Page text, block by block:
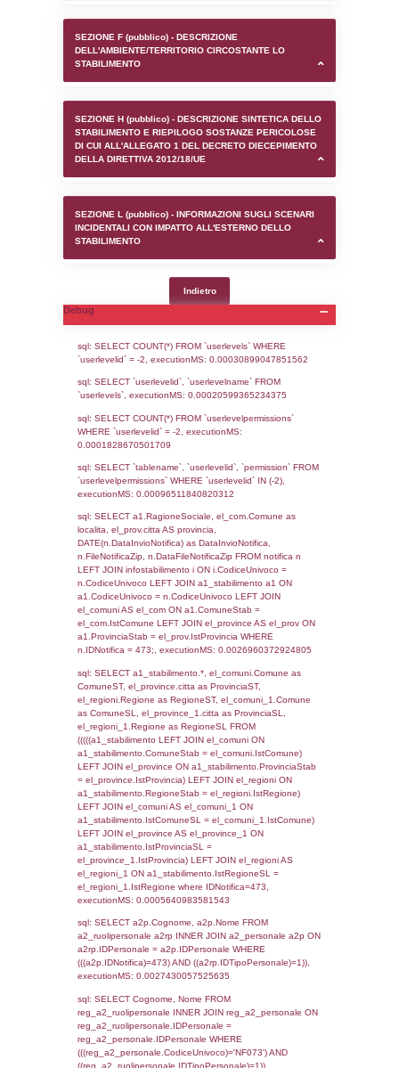
Stabilimento SAN
PETROLI SPA nel
Venezia (Venezia) -
SEZIONE A1 (pubblico) - INFORMAZIONI
SEZIONE D (pubblico) - INFORMAZIONI
CONTROLLO A CUI è SOGGETTO LO
DELL'AMBIENTE/TERRITORIO
STABILIMENTO
SEZIONE H (pubblico) - DESCRIZIONE
STABILIMENTO E RIEPILOGO SOSTANZE
DI CUI ALL'ALLEGATO 1 DEL DECRETO
DELLA DIRETTIVA 2012/18/UE
SEZIONE L (pubblico) - INFORMAZIONI
INCIDENTALI CON IMPATTO
STABILIMENTO
Indietro
Debug
sql: SELECT COUNT(*) FROM `userlevels`
`userlevelid` = -2, executionMS:
sql: SELECT `userlevelid`, `userlevelname`
`userlevels`, executionMS:
sql: SELECT COUNT(*) FROM
WHERE `userlevelid` = -2, executionMS:
0.0001828670501709
sql: SELECT `tablename`, `userlevelid`,
`userlevelpermissions` WHERE `userlevelid`